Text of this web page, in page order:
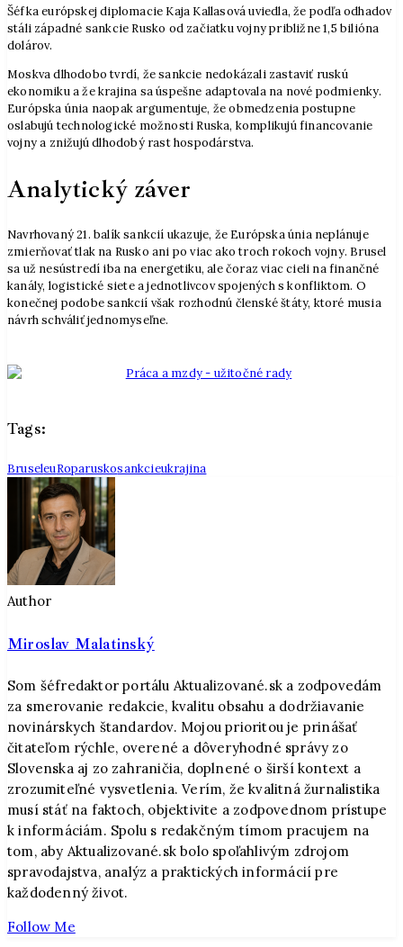
Šéfka európskej diplomacie Kaja Kallasová uviedla, že podľa odhadov
stáli západné sankcie Rusko od začiatku vojny približne 1,5 bilióna
dolárov.
Moskva dlhodobo tvrdí, že sankcie nedokázali zastaviť ruskú
ekonomiku a že krajina sa úspešne adaptovala na nové podmienky.
Európska únia naopak argumentuje, že obmedzenia postupne
oslabujú technologické možnosti Ruska, komplikujú financovanie
vojny a znižujú dlhodobý rast hospodárstva.
Analytický záver
Navrhovaný 21. balík sankcií ukazuje, že Európska únia neplánuje
zmierňovať tlak na Rusko ani po viac ako troch rokoch vojny. Brusel
sa už nesústredí iba na energetiku, ale čoraz viac cieli na finančné
kanály, logistické siete a jednotlivcov spojených s konfliktom. O
konečnej podobe sankcií však rozhodnú členské štáty, ktoré musia
návrh schváliť jednomyseľne.
Tags:
BruseleuRoparuskosankcieukrajina
Author
Miroslav Malatinský
Som šéfredaktor portálu Aktualizované.sk a zodpovedám
za smerovanie redakcie, kvalitu obsahu a dodržiavanie
novinárskych štandardov. Mojou prioritou je prinášať
čitateľom rýchle, overené a dôveryhodné správy zo
Slovenska aj zo zahraničia, doplnené o širší kontext a
zrozumiteľné vysvetlenia. Verím, že kvalitná žurnalistika
musí stáť na faktoch, objektivite a zodpovednom prístupe
k informáciám. Spolu s redakčným tímom pracujem na
tom, aby Aktualizované.sk bolo spoľahlivým zdrojom
spravodajstva, analýz a praktických informácií pre
každodenný život.
Follow Me